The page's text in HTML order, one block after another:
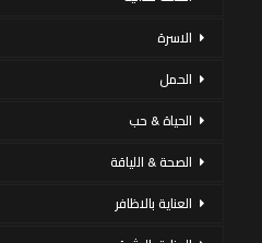
الاسرة
الحمل
الحياة & حب
الصحة & اللياقة
العناية بالاظافر